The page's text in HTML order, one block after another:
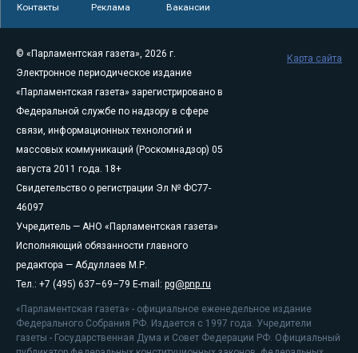
Контакты Реклама Вакансии
© «Парламентская газета», 2026 г.
Электронное периодическое издание
«Парламентская газета» зарегистрировано в
Федеральной службе по надзору в сфере
связи, информационных технологий и
массовых коммуникаций (Роскомнадзор) 05
августа 2011 года. 18+
Свидетельство о регистрации Эл № ФС77-
46097
Учредитель — АНО «Парламентская газета»
Исполняющий обязанности главного
редактора — Абдуллаев М.Р.
Тел.: +7 (495) 637–69–79 E-mail: pg@pnp.ru
«Парламентская газета» - официальное еженедельное издание
Федерального Собрания РФ. Издается с 1997 года. Учредители
газеты - Государственная Дума и Совет Федерации РФ. Официальный
Карта сайта